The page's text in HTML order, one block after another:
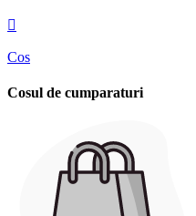

Cos
Cosul de cumparaturi